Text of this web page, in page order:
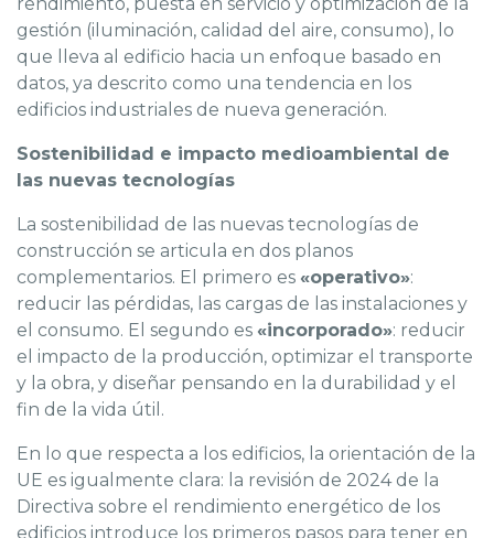
gestión (iluminación, calidad del aire, consumo), lo
que lleva al edificio hacia un enfoque basado en
datos, ya descrito como una tendencia en los
edificios industriales de nueva generación.
Sostenibilidad e impacto medioambiental de
las nuevas tecnologías
La sostenibilidad de las nuevas tecnologías de
construcción se articula en dos planos
complementarios. El primero es «operativo»:
reducir las pérdidas, las cargas de las instalaciones y
el consumo. El segundo es «incorporado»: reducir
el impacto de la producción, optimizar el transporte
y la obra, y diseñar pensando en la durabilidad y el
fin de la vida útil.
En lo que respecta a los edificios, la orientación de la
UE es igualmente clara: la revisión de 2024 de la
Directiva sobre el rendimiento energético de los
edificios introduce los primeros pasos para tener en